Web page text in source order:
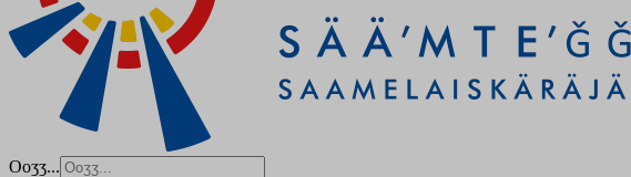
Ooʒʒ...